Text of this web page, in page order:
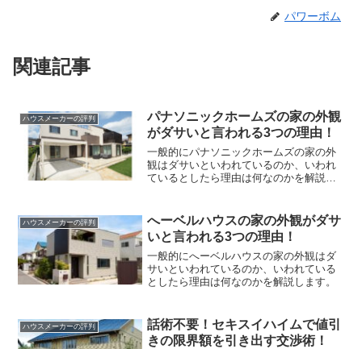
パワーボム
関連記事
ハウスメーカーの評判
パナソニックホームズの家の外観
がダサいと言われる3つの理由！
一般的にパナソニックホームズの家の外
観はダサいといわれているのか、いわれ
ているとしたら理由は何なのかを解説し
ハウスメーカーの評判
へーベルハウスの家の外観がダサ
いと言われる3つの理由！
一般的にへーベルハウスの家の外観はダ
サいといわれているのか、いわれている
としたら理由は何なのかを解説します。
ハウスメーカーの評判
話術不要！セキスイハイムで値引
きの限界額を引き出す交渉術！